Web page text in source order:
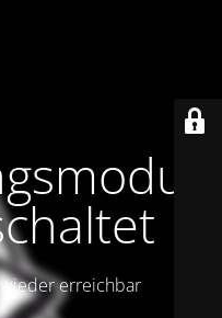
erreichbar